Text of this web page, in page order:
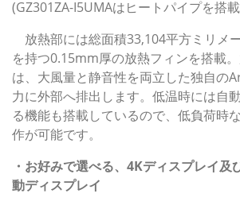
(GZ301ZA-I5UMAはヒートパイプを搭載
放熱部には総面積33,104平方ミリメ
を持つ0.15mm厚の放熱フィンを搭載
は、大風量と静音性を両立した独自の
力に外部へ排出します。低温時には自
る機能も搭載しているので、低負荷時
作が可能です。
・お好みで選べる、4Kディスプレイ及
動ディスプレイ